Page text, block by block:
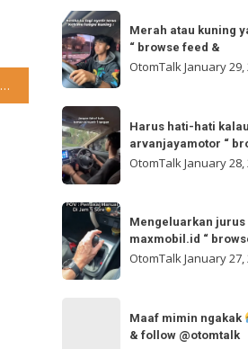
Pelek berfungsi sebagai dudukan ban pada kendaraan dan merupakan bagian
&
follow
otw
🌬
🌬
Sc:
“
browse
feed
Merah
atau
kuning
ya
Sc:
wahidmobil.id
“
browse
Merah atau kuning
“ browse feed &
OtomTalkJanuary 29,
Harus
hati-
hati
kalau
dua
tangan
Sc:
arvanjayamotor
Harus hati-hati
arvanjayamotor “
OtomTalkJanuary 28,
Mengeluarkan
jurus
andalan
Sc:
Mengeluarkan jurus
maxmobil.id “
OtomTalkJanuary 27,
Maaf mimin ngakak
& follow @otomtalk